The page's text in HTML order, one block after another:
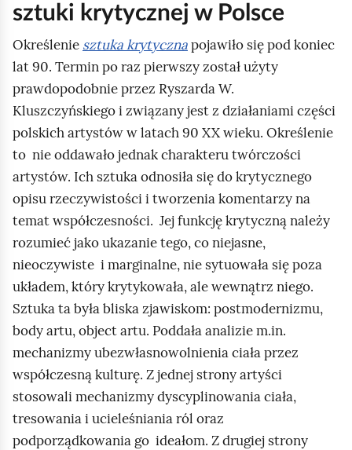
sztuki krytycznej w Polsce
Określenie sztuka krytycznapojawiło się pod koniec
lat 90. Termin po raz pierwszy został użyty
prawdopodobnie przez Ryszarda W.
Kluszczyńskiego i związany jest z działaniami części
polskich artystów w latach 90 XX wieku. Określenie
to nie oddawało jednak charakteru twórczości
artystów. Ich sztuka odnosiła się do krytycznego
opisu rzeczywistości i tworzenia komentarzy na
temat współczesności. Jej funkcję krytyczną należy
rozumieć jako ukazanie tego, co niejasne,
nieoczywiste i marginalne, nie sytuowała się poza
układem, który krytykowała, ale wewnątrz niego.
Sztuka ta była bliska zjawiskom: postmodernizmu,
body artu, object artu. Poddała analizie m.in.
mechanizmy ubezwłasnowolnienia ciała przez
współczesną kulturę. Z jednej strony artyści
stosowali mechanizmy dyscyplinowania ciała,
tresowania i ucieleśniania ról oraz
podporządkowania go ideałom. Z drugiej strony